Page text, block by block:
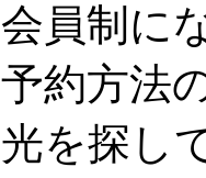
会員制に
予約方法
光を探し